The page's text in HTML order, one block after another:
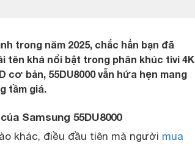
trong năm 2025, chắc hẳn bạn đã
tên khá nổi bật trong phân khúc tivi 4K
cơ bản, 55DU8000 vẫn hứa hẹn mang
tầm giá.
Samsung 55DU8000
khác, điều đầu tiên mà người mua